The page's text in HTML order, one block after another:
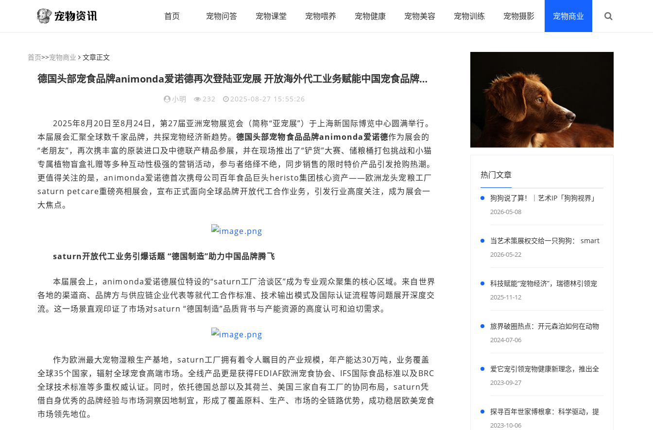
首页 宠物问答 宠物课堂 宠物喂养 宠物健康 宠物美容 宠物训练 宠物摄影 宠物商业
首页>>宠物商业 文章正文
德国头部宠食品牌animonda爱诺德再次登陆亚宠展 开放海外代工业务赋能中国宠食品牌升级腾飞
小明 232 2025-08-27 15:55:26
2025年8月20日至8月24日，第27届亚洲宠物展览会（简称“亚宠展”）于上海新国际博览中心圆满举行。
本届展会汇聚全球数千家品牌，共探宠物经济新趋势。德国头部宠物食品品牌animonda爱诺德作为展会的
“老朋友”，再次携丰富的原装进口及中德联产精品参展，并在现场推出了“铲货”大赛、储粮桶打包挑战和小猫
专属植物盲盒礼赠等多种互动性极强的营销活动，参与者络绎不绝，同步销售的限时特价产品引发抢购热潮。
更值得关注的是，animonda爱诺德首次携母公司百年食品巨头heristo集团核心资产——欧洲龙头宠粮工厂
saturn petcare重磅亮相展会，宣布正式面向全球品牌开放代工合作业务，引发行业高度关注，成为展会一
大焦点。
saturn开放代工业务引爆话题 “德国制造”助力中国品牌腾飞
本届展会上，animonda爱诺德展位特设的“saturn工厂洽谈区”成为专业观众聚集的核心区域。来自世界
各地的渠道商、品牌方与供应链企业代表等就代工合作标准、技术输出模式及国际认证流程等问题展开深度交
流。这一场景直观印证了市场对saturn “德国制造”品质背书与产能资源的高度认可和迫切需求。
作为欧洲最大宠物湿粮生产基地，saturn工厂拥有着令人瞩目的产业规模，年产能达30万吨，业务覆盖
全球35个国家，辐射全球宠食高端市场。全线产品更是获得FEDIAF欧洲宠食协会、IFS国际食品标准以及BRC
全球技术标准等多重权威认证。同时，依托德国总部以及其荷兰、美国三家自有工厂的协同布局，saturn凭
借自身优秀的品牌经验与市场洞察因地制宜，形成了覆盖原料、生产、市场的全链路优势，成功稳居欧美宠食
市场领先地位。
热门文章
狗狗说了算！｜艺术IP「狗狗视界」
正式登陆上海
2026-05-08
当艺术策展权交给一只狗狗： smart
与「狗狗视界 PAWSPECTIVE」如何
2026-05-22
科技赋能“宠物经济”，瑞德林引领宠
物产业创新前沿2025宠物产业科技创
2025-11-12
旅界破圈热点：开元森泊如何在动物
友好和收益间找到新平衡
2024-07-06
爱它宠引领宠物健康新理念，推出全
新草本A+系列助力无负担喂养
2023-09-27
探寻百年世家博根拿：科学驱动，提
供宠物营养专业解决方案
2023-10-06